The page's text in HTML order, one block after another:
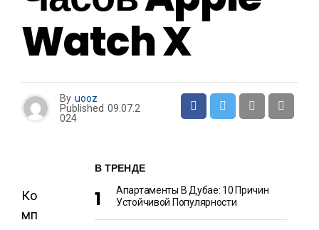
Watch X
By uooz
Published 09.07.2
024
Ко
мп
В ТРЕНДЕ
Апартаменты В Дубае: 10 Причин
Устойчивой Популярности